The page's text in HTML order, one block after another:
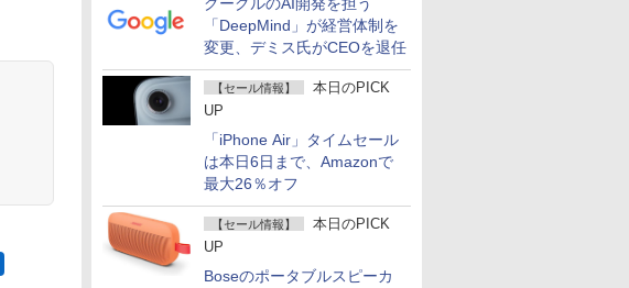
「DeepMind」が経営体制を
変更、デミス氏がCEOを退任
【セール情報】
本日のPICK
UP
「iPhone Air」タイムセール
は本日6日まで、Amazonで
最大26％オフ
【セール情報】
本日のPICK
UP
Boseのポータブルスピーカ